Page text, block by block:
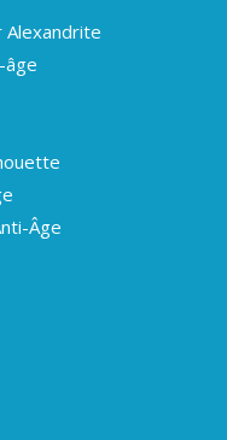
Alexandrite
âge
Âge